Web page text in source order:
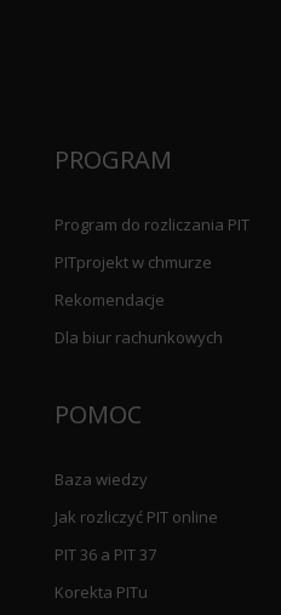
PROGRAM
Program do rozliczania PIT
PITprojekt w chmurze
Rekomendacje
Dla biur rachunkowych
POMOC
Baza wiedzy
Jak rozliczyć PIT online
PIT 36 a PIT 37
Korekta PITu